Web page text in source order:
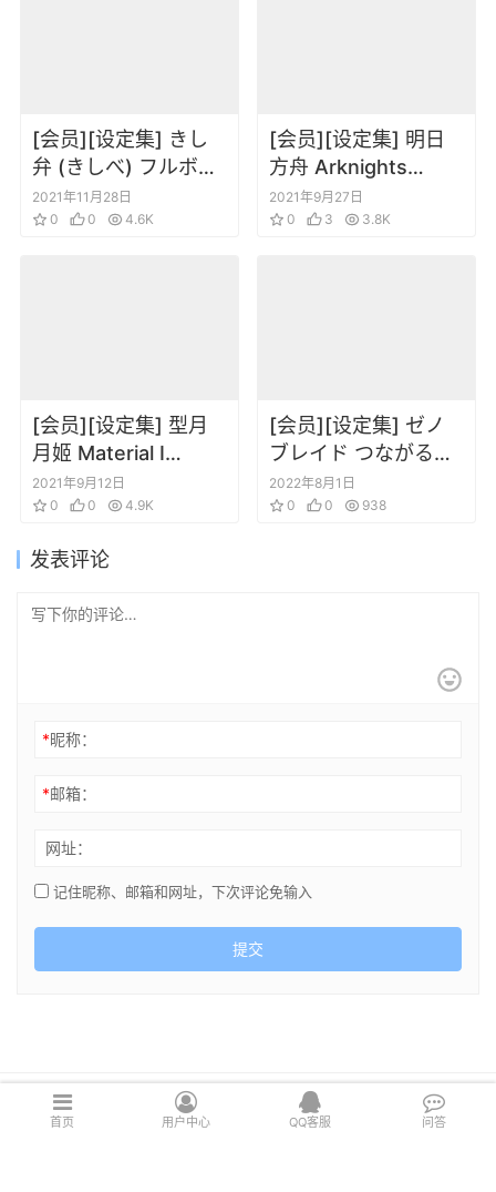
[会员][设定集] きし
弁 (きしべ) フルボッ
コヒーローズ獣人図
鑑 -白の書
2021年11月28日
0
0 4.6K
[会员][设定集] 明日
方舟 Arknights
Official Artworks
Vol.1
2021年9月27日
0
3 3.8K
[会员][设定集] 型月
月姬 Material I
material of blue
glass moon
2021年9月12日
0
0 4.9K
[会员][设定集] ゼノ
ブレイド つながる世
界のアートBOOK
(Nintendo DREAM
2022年8月1日
0
0 938
发表评论
*昵称：
*邮箱：
网址：
记住昵称、邮箱和网址，下次评论免输入
提交
Copyright © 2021 cghsj.com 版权所有 Powered by 绘世界
首页 用户中心 QQ客服 问答